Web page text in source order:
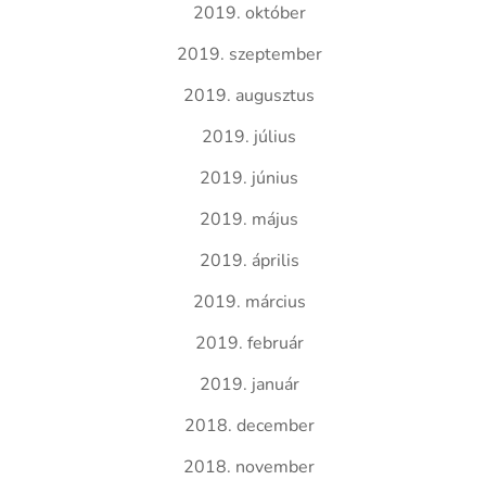
2019. október
2019. szeptember
2019. augusztus
2019. július
2019. június
2019. május
2019. április
2019. március
2019. február
2019. január
2018. december
2018. november